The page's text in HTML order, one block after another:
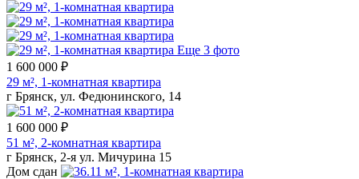
Еще 3 фото
1 600 000 ₽
29 м², 1-комнатная квартира
г Брянск, ул. Федюнинского, 14
1 600 000 ₽
51 м², 2-комнатная квартира
г Брянск, 2-я ул. Мичурина 15
Дом сдан